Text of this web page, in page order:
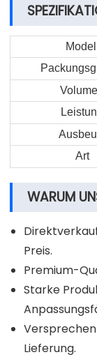
Modell
Art
WARUM
Preis.
Premium-
Starke
Lieferung.